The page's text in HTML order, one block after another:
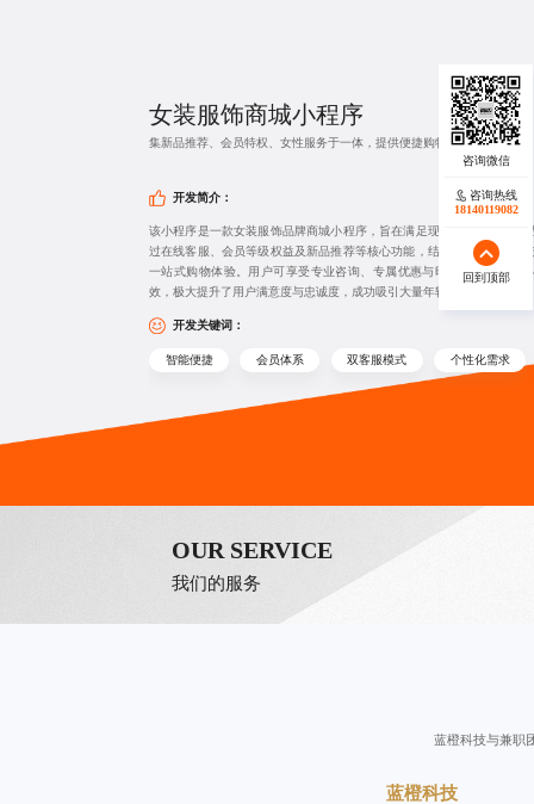
女装服饰商城小程序
集新品推荐、会员特权、女性服务于一体，提供便捷购物体验
开发简介：
该小程序是一款女装服饰品牌商城小程序，旨在满足现代女性对时尚与
过在线客服、会员等级权益及新品推荐等核心功能，结合智能推荐算法
一站式购物体验。用户可享受专业咨询、专属优惠与时尚新品速递。
效，极大提升了用户满意度与忠诚度，成功吸引大量年轻女性用户。
开发关键词：
智能便捷 会员体系 双客服模式 个性化需求
OUR SERVICE
我们的服务
蓝橙科技与兼职
蓝橙科技
咨询热线
17723342546
回到顶部
咨询热线
18140119082
回到顶部